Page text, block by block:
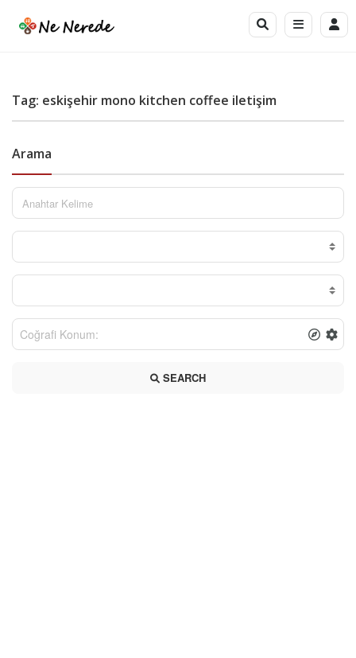
Tag: eskişehir mono kitchen coffee iletişim
Arama
SEARCH